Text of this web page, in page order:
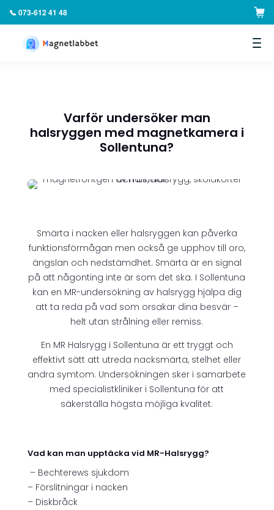
📞 073-612 41 48
Varför undersöker man
halsryggen med magnetkamera i
Sollentuna?
Smärta i nacken eller halsryggen kan påverka
funktionsförmågan men också ge upphov till oro,
ängslan och nedstämdhet. Smärta är en signal
på att någonting inte är som det ska. I Sollentuna
kan en MR-undersökning av halsrygg hjälpa dig
att ta reda på vad som orsakar dina besvär –
helt utan strålning eller remiss.
En MR Halsrygg i Sollentuna är ett tryggt och
effektivt sätt att utreda nacksmärta, stelhet eller
andra symtom. Undersökningen sker i samarbete
med specialistkliniker i Sollentuna för att
säkerställa högsta möjliga kvalitet.
Vad kan man upptäcka vid MR-Halsrygg?
– Bechterews sjukdom
– Förslitningar i nacken
– Diskbråck